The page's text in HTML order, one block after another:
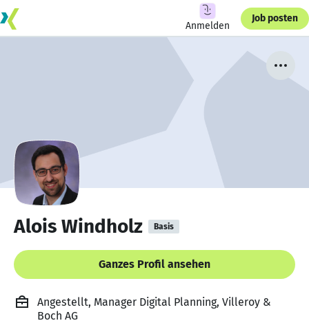
Anmelden
Job posten
Alois Windholz Basis
Ganzes Profil ansehen
Angestellt, Manager Digital Planning, Villeroy &
Boch AG